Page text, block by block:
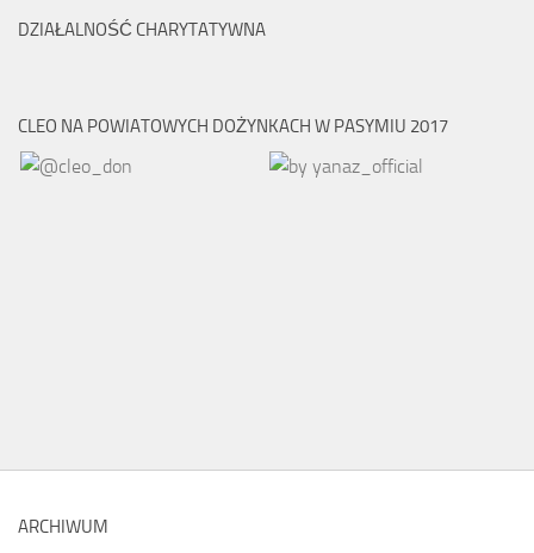
DZIAŁALNOŚĆ CHARYTATYWNA
CLEO NA POWIATOWYCH DOŻYNKACH W PASYMIU 2017
ARCHIWUM